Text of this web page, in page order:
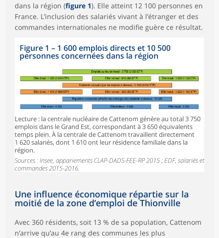
dans la région (figure 1). Elle atteint 12 100 personnes en
France. L’inclusion des salariés vivant à l’étranger et des
commandes internationales ne modifie guère ce résultat.
Figure 1 – 1 600 emplois directs et 10 500
personnes concernées dans la région
Lecture : la centrale nucléaire de Cattenom génère au total 3 750
emplois dans le Grand Est, correspondant à 3 650 équivalents
temps plein. À la centrale de Cattenom travaillent directement
1 620 salariés, dont 1 610 ont leur résidence familiale dans la
région.
Sources : Insee, appariements CLAP-DADS-FEE-RP 2015 ; EDF, salariés et
commandes 2015-2016.
Une influence économique répartie sur la
moitié de la zone d’emploi de Thionville
Avec 360 résidents, soit 13 % de sa population, Cattenom
n’arrive qu’au 4e rang des communes les plus